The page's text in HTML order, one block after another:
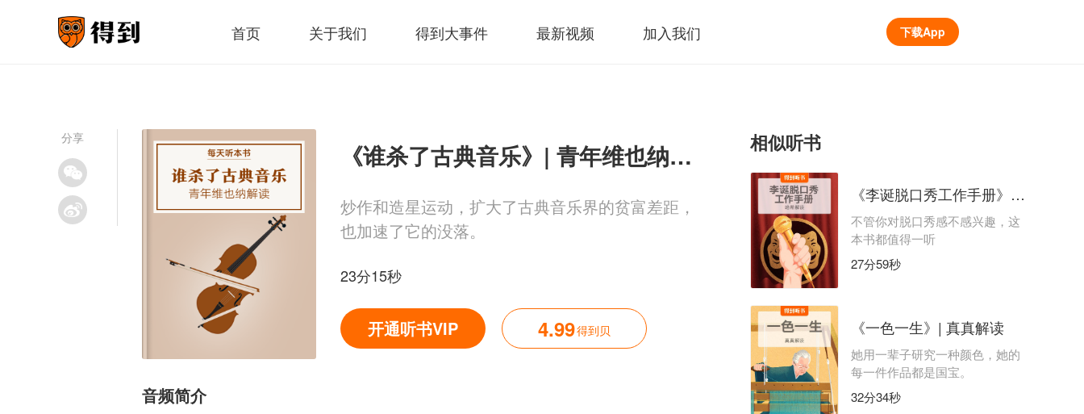
首页 关于我们 得到大事件 最新视频 加入我们 下载App
分享
《谁杀了古典音乐》| 青年维也纳解读
炒作和造星运动，扩大了古典音乐界的贫富差距，
也加速了它的没落。
23分15秒
开通听书VIP 4.99得到贝
音频简介
相似听书
《李诞脱口秀工作手册》| 哈希解读
不管你对脱口秀感不感兴趣，这
本书都值得一听
27分59秒
《一色一生》| 真真解读
她用一辈子研究一种颜色，她的
每一件作品都是国宝。
32分34秒